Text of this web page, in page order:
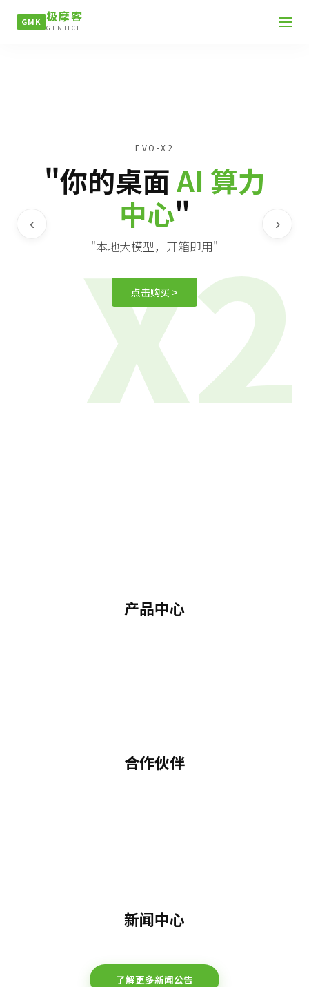
GMK 极摩客
GENIICE
X2
EVO-X2
"你的桌面AI 算力
中心"
"本地大模型，开箱即用"
点击购买 >
‹ ›
产品中心
合作伙伴
新闻中心
了解更多新闻公告